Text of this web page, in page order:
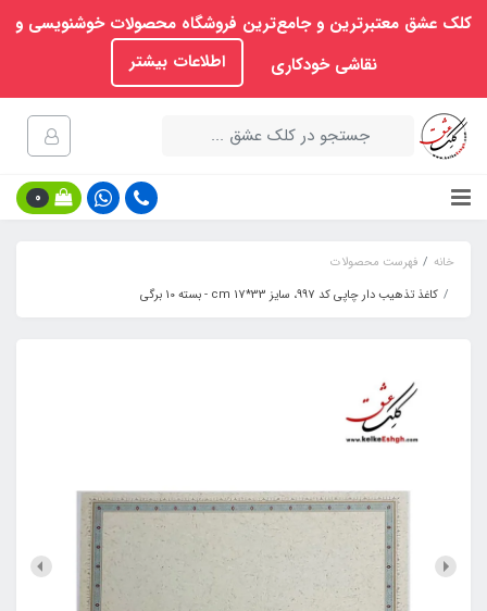
کلک عشق معتبرترین و جامع‌ترین فروشگاه محصولات خوشنویسی و
نقاشی خودکاری
اطلاعات بیشتر
0
خانه
فهرست محصولات
کاغذ تذهیب دار چاپی کد 997، سایز 33*17 cm - بسته 10 برگی